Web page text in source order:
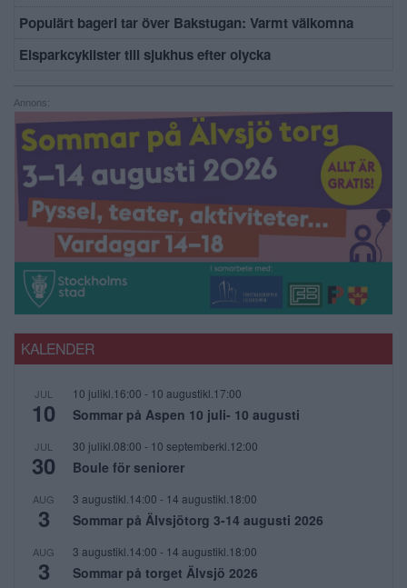
Populärt bageri tar över Bakstugan: Varmt välkomna
Elsparkcyklister till sjukhus efter olycka
Annons:
KALENDER
JUL
10
10 julikl.16:00 - 10 augustikl.17:00
Sommar på Aspen 10 juli- 10 augusti
JUL
30
30 julikl.08:00 - 10 septemberkl.12:00
Boule för seniorer
AUG
3
3 augustikl.14:00 - 14 augustikl.18:00
Sommar på Älvsjötorg 3-14 augusti 2026
AUG
3
3 augustikl.14:00 - 14 augustikl.18:00
Sommar på torget Älvsjö 2026